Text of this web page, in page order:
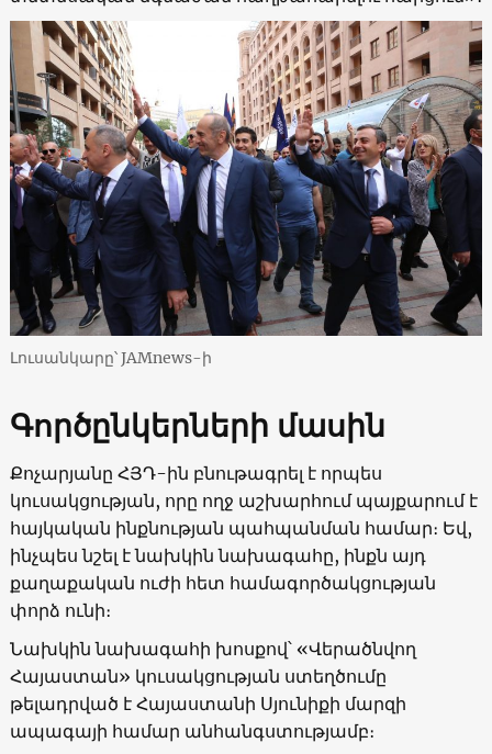
Լուսանկարը՝ JAMnews-ի
Գործընկերների մասին
Քոչարյանը ՀՅԴ-ին բնութագրել է որպես
կուսակցության, որը ողջ աշխարհում պայքարում է
հայկական ինքնության պահպանման համար։ Եվ,
ինչպես նշել է նախկին նախագահը, ինքն այդ
քաղաքական ուժի հետ համագործակցության
փորձ ունի։
Նախկին նախագահի խոսքով՝ «Վերածնվող
Հայաստան» կուսակցության ստեղծումը
թելադրված է Հայաստանի Սյունիքի մարզի
ապագայի համար անհանգստությամբ։